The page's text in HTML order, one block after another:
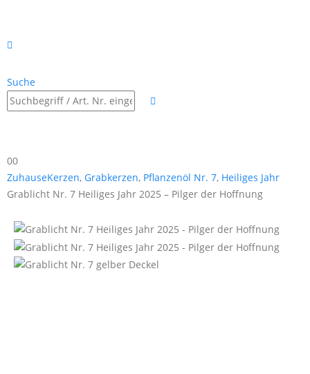
Suche
00
ZuhauseKerzen, Grabkerzen, Pflanzenöl Nr. 7, Heiliges Jahr
Grablicht Nr. 7 Heiliges Jahr 2025 – Pilger der Hoffnung